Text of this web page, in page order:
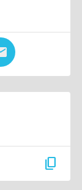
content_copy